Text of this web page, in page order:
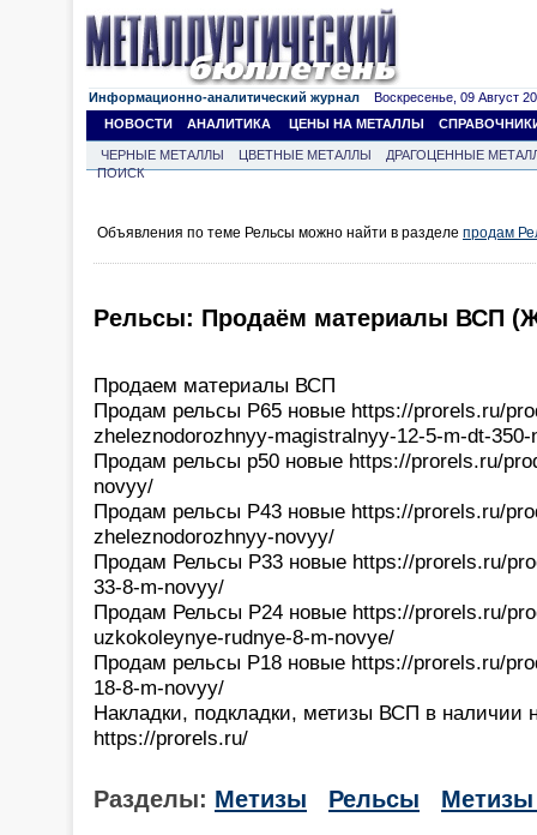
Информационно-аналитический журнал Воскресенье, 09 Август
НОВОСТИ
АНАЛИТИКА ЦЕНЫ НА МЕТАЛЛЫ
ЧЕРНЫЕ МЕТАЛЛЫ ЦВЕТНЫЕ МЕТАЛЛЫ
ДРАГОЦЕННЫЕ
ПОИСК
Объявления по теме Рельсы можно найти в разделе продам
Рельсы: Продаём материалы ВСП
Продаем материалы ВСП
Продам рельсы Р65 новые https://prorels.ru/
zheleznodorozhnyy-magistralnyy-12-5-m-dt-
Продам рельсы р50 новые https://prorels.ru/
novyy/
Продам рельсы Р43 новые https://prorels.ru/
zheleznodorozhnyy-novyy/
Продам Рельсы Р33 новые https://prorels.ru/
33-8-m-novyy/
Продам Рельсы Р24 новые https://prorels.ru/
uzkokoleynye-rudnye-8-m-novye/
Продам рельсы Р18 новые https://prorels.ru/
18-8-m-novyy/
Накладки, подкладки, метизы ВСП в наличии
https://prorels.ru/
Разделы: Метизы Рельсы Метизы